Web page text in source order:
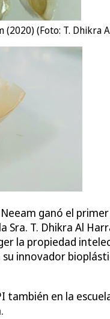
(Foto: T. Dhikra
ganó el
Sra. T. Dhikra Al
la propiedad
innovador
también en la